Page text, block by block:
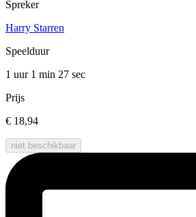
Spreker
Harry Starren
Speelduur
1 uur 1 min 27 sec
Prijs
€ 18,94
niet beschikbaar